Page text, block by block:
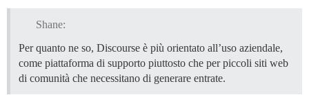
Shane:
Per quanto ne so, Discourse è più orientato all’uso aziendale,
come piattaforma di supporto piuttosto che per piccoli siti web
di comunità che necessitano di generare entrate.